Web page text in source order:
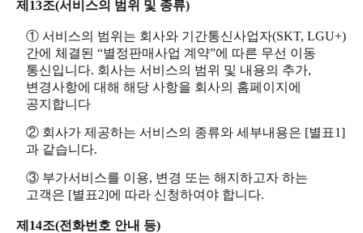
제13조(서비스의 범위 및 종류)
① 서비스의 범위는 회사와 기간통신사업자(SKT, LGU+)
간에 체결된 “별정판매사업 계약”에 따른 무선 이동
통신입니다. 회사는 서비스의 범위 및 내용의 추가,
변경사항에 대해 해당 사항을 회사의 홈페이지에
공지합니다
② 회사가 제공하는 서비스의 종류와 세부내용은 [별표1]
과 같습니다.
③ 부가서비스를 이용, 변경 또는 해지하고자 하는
고객은 [별표2]에 따라 신청하여야 합니다.
제14조(전화번호 안내 등)